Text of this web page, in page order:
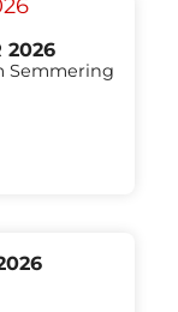
2026
Semmering